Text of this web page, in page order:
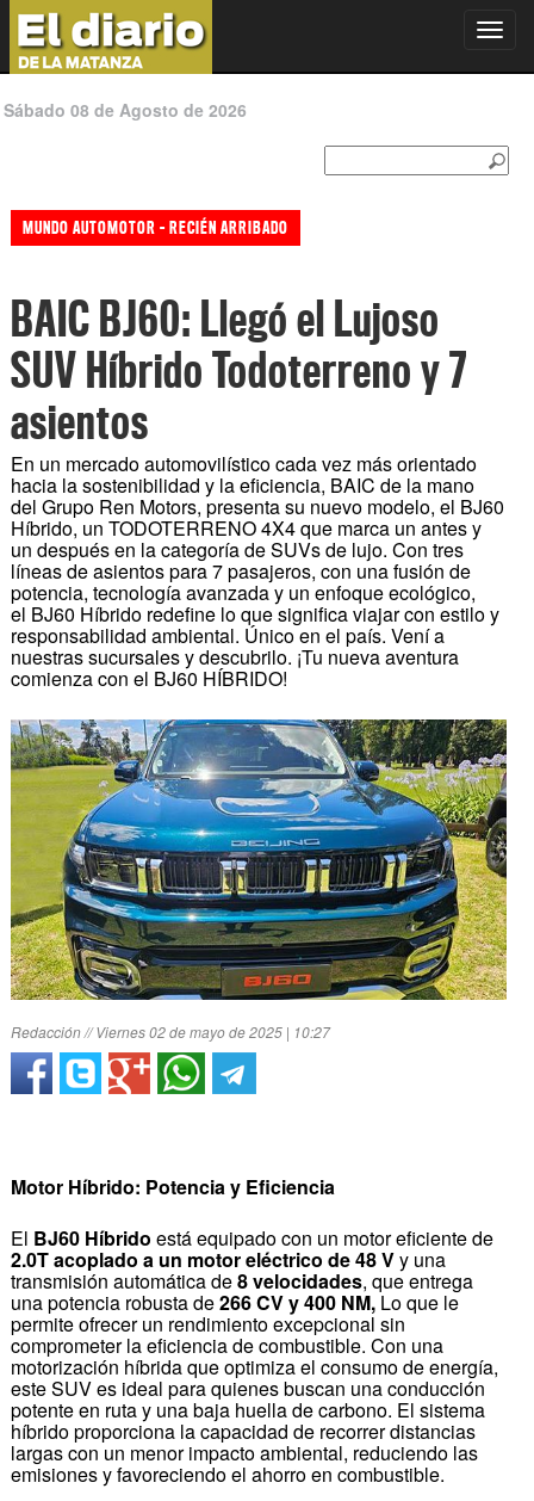
Sábado 08 de Agosto de 2026
MUNDO AUTOMOTOR - RECIÉN ARRIBADO
BAIC BJ60: Llegó el Lujoso
SUV Híbrido Todoterreno y 7
asientos
En un mercado automovilístico cada vez más orientado
hacia la sostenibilidad y la eficiencia, BAIC de la mano
del Grupo Ren Motors, presenta su nuevo modelo, el BJ60
Híbrido, un TODOTERRENO 4X4 que marca un antes y
un después en la categoría de SUVs de lujo. Con tres
líneas de asientos para 7 pasajeros, con una fusión de
potencia, tecnología avanzada y un enfoque ecológico,
el BJ60 Híbrido redefine lo que significa viajar con estilo y
responsabilidad ambiental. Único en el país. Vení a
nuestras sucursales y descubrilo. ¡Tu nueva aventura
comienza con el BJ60 HÍBRIDO!
Redacción // Viernes 02 de mayo de 2025 | 10:27
Motor Híbrido: Potencia y Eficiencia
El BJ60 Híbrido está equipado con un motor eficiente de
2.0T acoplado a un motor eléctrico de 48 Vy una
transmisión automática de8 velocidades, que entrega
una potencia robusta de266 CV y 400 NM,Lo que le
permite ofrecer un rendimiento excepcional sin
comprometer la eficiencia de combustible. Con una
motorización híbrida que optimiza el consumo de energía,
este SUV es ideal para quienes buscan una conducción
potente en ruta y una baja huella de carbono. El sistema
híbrido proporciona la capacidad de recorrer distancias
largas con un menor impacto ambiental, reduciendo las
emisiones y favoreciendo el ahorro en combustible.